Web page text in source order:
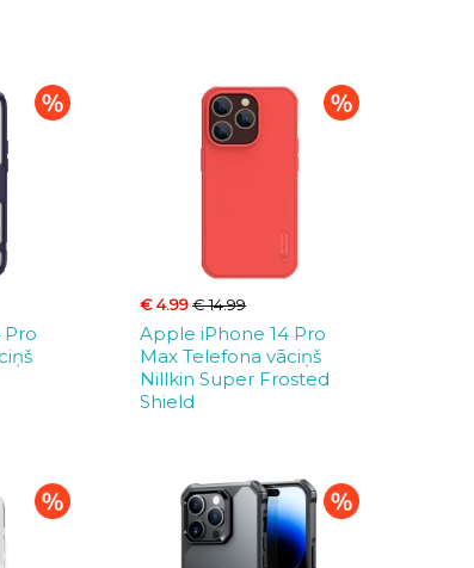
Pro
€ 4.99€ 14.99
Apple iPhone 14 Pro
Max Telefona vāciņš
Nillkin Super Frosted
Shield